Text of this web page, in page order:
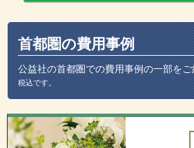
首都圏の費用事例
公益社の首都圏での費用事例の一部をご
税込です。